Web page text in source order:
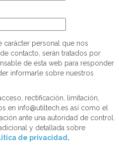
carácter personal que nos
contacto, serán tratados por
de esta web para responder
informarle sobre nuestros
rectificación, limitación,
en info@utiltech.es así como el
ante una autoridad de control.
y detallada sobre
de privacidad.